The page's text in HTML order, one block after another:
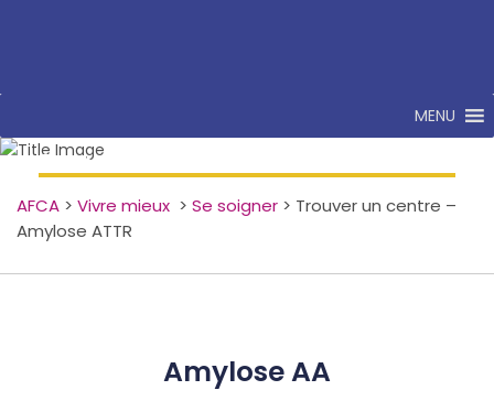
MENU
Trouver un centre – Amylose ATTR
AFCA > Vivre mieux > Se soigner > Trouver un centre –
Amylose ATTR
Amylose AA